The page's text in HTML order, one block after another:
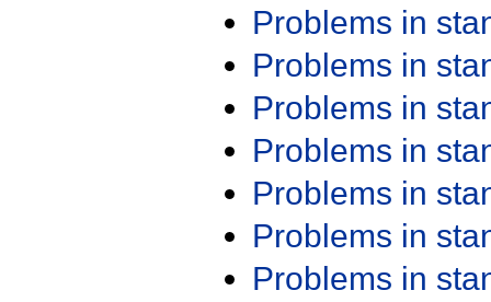
Problems in
Problems in
Problems in
Problems in
Problems in
Problems in
Problems in